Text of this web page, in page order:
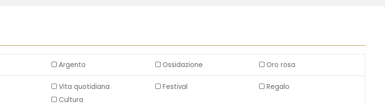
Argento Ossidazione Oro rosa
Vita quotidiana Festival
Regalo
Cultura